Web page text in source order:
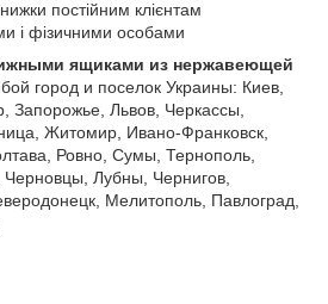
постійним клієнтам
і фізичними особами
ящиками из нержавеющей
город и поселок Украины: Киев,
Запорожье, Львов, Черкассы,
Житомир, Ивано-Франковск,
Ровно, Сумы, Тернополь,
Лубны, Чернигов,
Мелитополь, Павлоград,